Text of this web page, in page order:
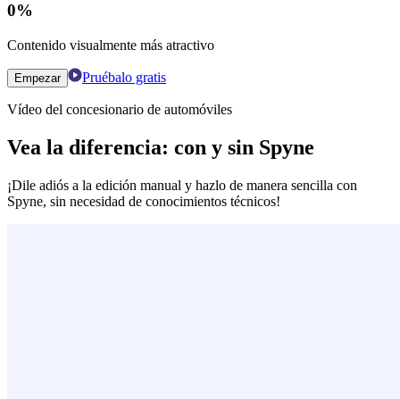
0%
Contenido visualmente más atractivo
Empezar Pruébalo gratis
Vídeo del concesionario de automóviles
Vea la diferencia: con y sin Spyne
¡Dile adiós a la edición manual y hazlo de manera sencilla con
Spyne, sin necesidad de conocimientos técnicos!